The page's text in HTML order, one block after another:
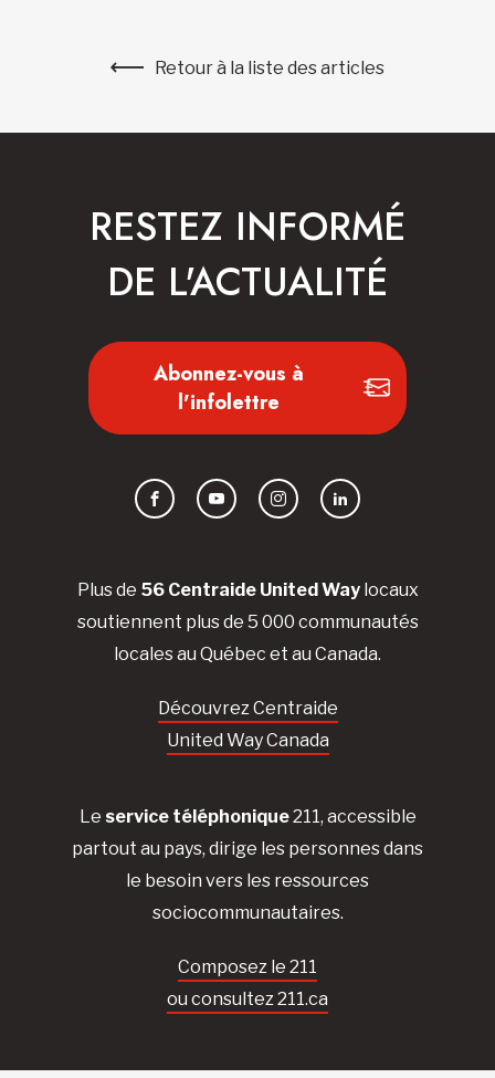
Retour à la liste des articles
Plus de 56 Centraide United Waylocaux
soutiennent plus de 5 000 communautés
locales au Québec et au Canada.
Découvrez Centraide
United Way Canada
Le service téléphonique211, accessible
partout au pays, dirige les personnes dans
le besoin vers les ressources
sociocommunautaires.
Composez le 211
ou consultez 211.ca
RESTEZ INFORMÉ
DE L'ACTUALITÉ
Abonnez-vous à
l'infolettre
FacebookYouTubeInstagramLinkedIn